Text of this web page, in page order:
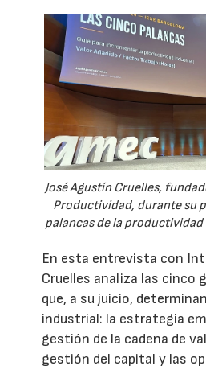
José Agustín Cruelles,
Productividad, durante su
palancas de la productividad
En esta entrevista con
Cruelles analiza las cinco
que, a su juicio,
industrial: la estrategia
gestión de la cadena de
gestión del capital y las